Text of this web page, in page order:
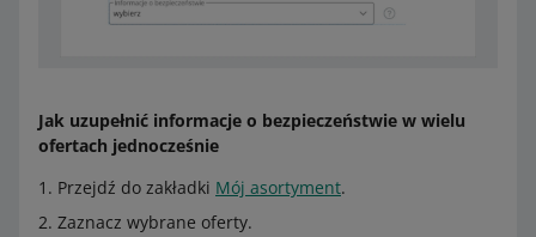
Jak uzupełnić informacje o bezpieczeństwie w wielu
ofertach jednocześnie
Przejdź do zakładki Mój asortyment.
Zaznacz wybrane oferty.